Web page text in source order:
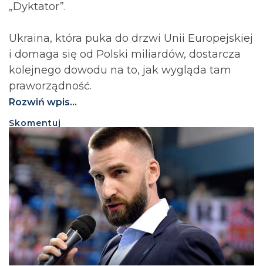
„Dyktator”.
Ukraina, która puka do drzwi Unii Europejskiej
i domaga się od Polski miliardów, dostarcza
kolejnego dowodu na to, jak wygląda tam
praworządność.
Rozwiń wpis...
Skomentuj